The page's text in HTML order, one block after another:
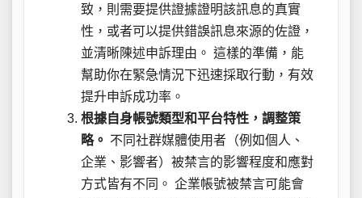
致，則需要提供證據證明該訊息的真實
性，或者可以提供錯誤訊息來源的佐證，
並清晰陳述申訴理由。 這樣的準備，能
幫助你在緊急情況下迅速採取行動，有效
提升申訴成功率。
根據自身帳號類型和平台特性，調整策
略。 不同社群媒體使用者（例如個人、
企業、影響者）被禁言的影響程度和應對
方式皆有不同。 企業帳號被禁言可能會